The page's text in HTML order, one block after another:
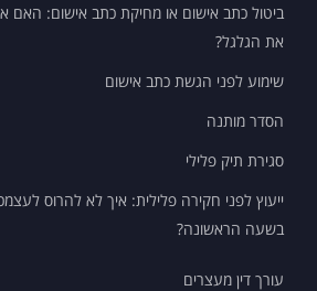
ייעוץ לפני חקירה פלילית:
לעצמכם את התיק בשעה
ביטול כתב אישום או מחיקת כתב אישום: האם
את הגלגל?
שימוע לפני הגשת כתב אישום
הסדר מותנה
סגירת תיק פלילי
ייעוץ לפני חקירה פלילית: איך לא להרוס
בשעה הראשונה?
עורך דין מעצרים